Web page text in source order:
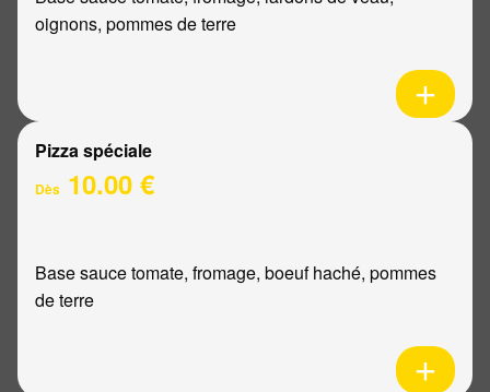
oignons, pommes de terre
Pizza spéciale
Dès 10.00 €
Base sauce tomate, fromage, boeuf haché, pommes
de terre